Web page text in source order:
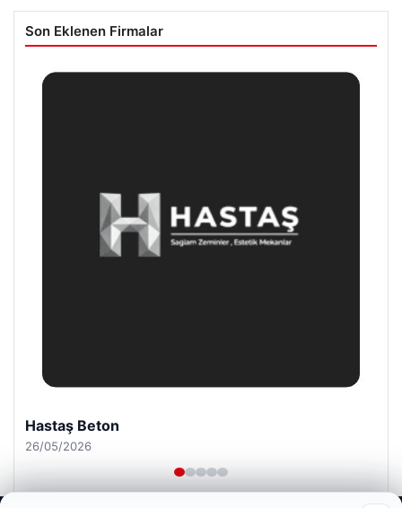
Son Eklenen Firmalar
Enes Kaplan Avukatlık Bürosu
28/04/2026